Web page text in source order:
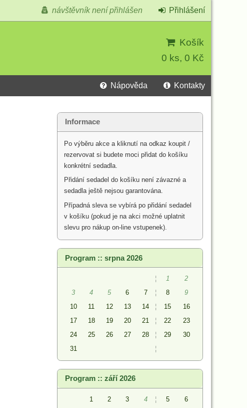
Košík
0 ks, 0 Kč
návštěvník není přihlášen Přihlášení
Nápověda Kontakty
Informace
Po výběru akce a kliknutí na odkaz koupit /
rezervovat si budete moci přidat do košíku
konkrétní sedadla.
Přidání sedadel do košíku není závazné a
sedadla ještě nejsou garantována.
Případná sleva se vybírá po přidání sedadel
v košíku (pokud je na akci možné uplatnit
slevu pro nákup on-line vstupenek).
Program :: srpna 2026
¦ 1
2
3
4 5 6 7 ¦ 8
9
10
11 12 13 14 ¦ 15
16
17
18 19 20 21 ¦ 22
23
24
25 26 27 28 ¦ 29
30
31
¦
Program :: září 2026
1 2 3 4 ¦ 5
6